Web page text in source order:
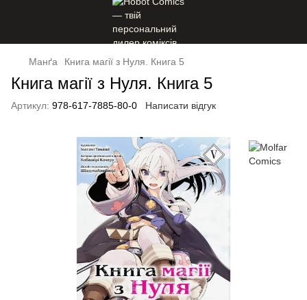
Манґа Книга магії з Нуля. Книга 5
Книга магії з Нуля. Книга 5
Артикул: 978-617-7885-80-0 Написати відгук